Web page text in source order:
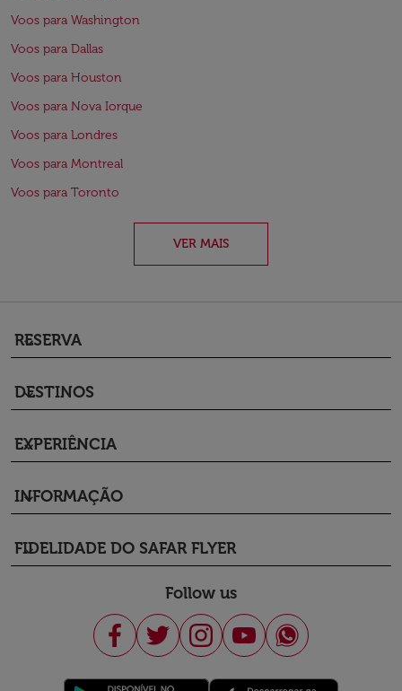
Voos para Washington
Voos para Dallas
Voos para Houston
Voos para Nova Iorque
Voos para Londres
Voos para Montreal
Voos para Toronto
VER MAIS
RESERVA
keyboard_arrow_down
DESTINOS
keyboard_arrow_down
EXPERIÊNCIA
keyboard_arrow_down
INFORMAÇÃO
keyboard_arrow_down
FIDELIDADE DO SAFAR FLYER
keyboard_arrow_down
Follow us